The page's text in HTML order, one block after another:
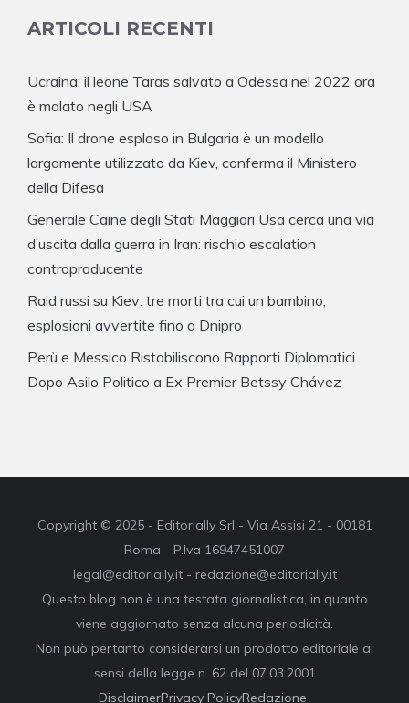
ARTICOLI RECENTI
Ucraina: il leone Taras salvato a Odessa nel 2022 ora
è malato negli USA
Sofia: Il drone esploso in Bulgaria è un modello
largamente utilizzato da Kiev, conferma il Ministero
della Difesa
Generale Caine degli Stati Maggiori Usa cerca una via
d’uscita dalla guerra in Iran: rischio escalation
controproducente
Raid russi su Kiev: tre morti tra cui un bambino,
esplosioni avvertite fino a Dnipro
Perù e Messico Ristabiliscono Rapporti Diplomatici
Dopo Asilo Politico a Ex Premier Betssy Chávez
Copyright © 2025 - Editorially Srl - Via Assisi 21 - 00181
Roma - P.Iva 16947451007
legal@editorially.it - redazione@editorially.it
Questo blog non è una testata giornalistica, in quanto
viene aggiornato senza alcuna periodicità.
Non può pertanto considerarsi un prodotto editoriale ai
sensi della legge n. 62 del 07.03.2001
DisclaimerPrivacy PolicyRedazione